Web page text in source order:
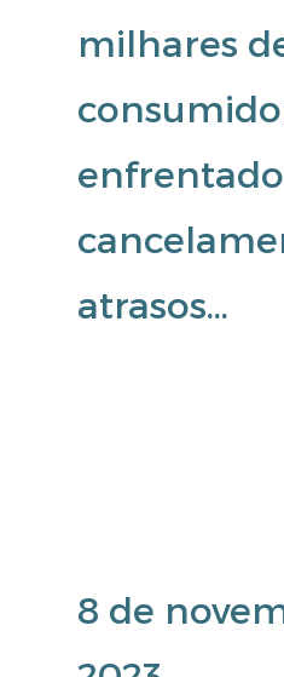
milhares
enfrentado
atrasos…
8 de